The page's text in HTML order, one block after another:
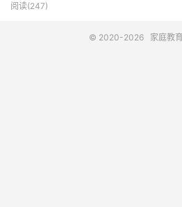
阅读(247)
© 2020-2026 家庭教育